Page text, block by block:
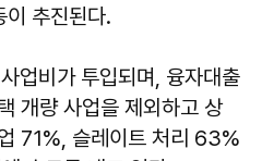
추진된다.
업비가 투입되며, 융자대출
개량 사업을 제외하고 상
71%, 슬레이트 처리 63%